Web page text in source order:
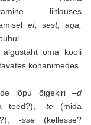
liitlauses
et, sest, aga,
algustäht oma kooli
kohanimedes.
lõpu õigekiri –d
teed?), -te(mida
-sse(kellesse?